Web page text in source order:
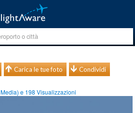
Carica le tue foto Condividi
Media) e 198 Visualizzazioni